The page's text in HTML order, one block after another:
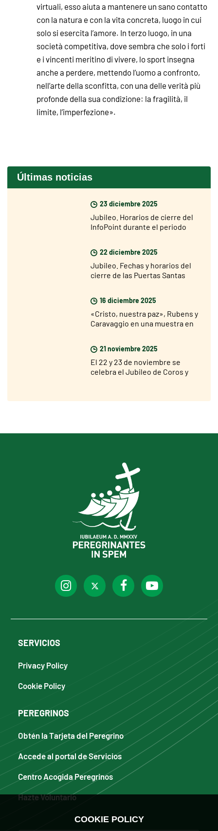
virtuali, esso aiuta a mantenere un sano contatto
con la natura e con la vita concreta, luogo in cui
solo si esercita l’amore. In terzo luogo, in una
società competitiva, dove sembra che solo i forti
e i vincenti meritino di vivere, lo sport insegna
anche a perdere, mettendo l’uomo a confronto,
nell’arte della sconfitta, con una delle verità più
profonde della sua condizione: la fragilità, il
limite, l’imperfezione».
Últimas noticias
23 diciembre 2025
Jubileo. Horarios de cierre del
InfoPoint durante el periodo
22 diciembre 2025
Jubileo. Fechas y horarios del
cierre de las Puertas Santas
16 diciembre 2025
«Cristo, nuestra paz», Rubens y
Caravaggio en una muestra en
21 noviembre 2025
El 22 y 23 de noviembre se
celebra el Jubileo de Coros y
SERVICIOS
Privacy Policy
Cookie Policy
PEREGRINOS
Obtén la Tarjeta del Peregrino
Accede al portal de Servicios
Centro Acogida Peregrinos
Hazte Voluntario
COOKIE POLICY